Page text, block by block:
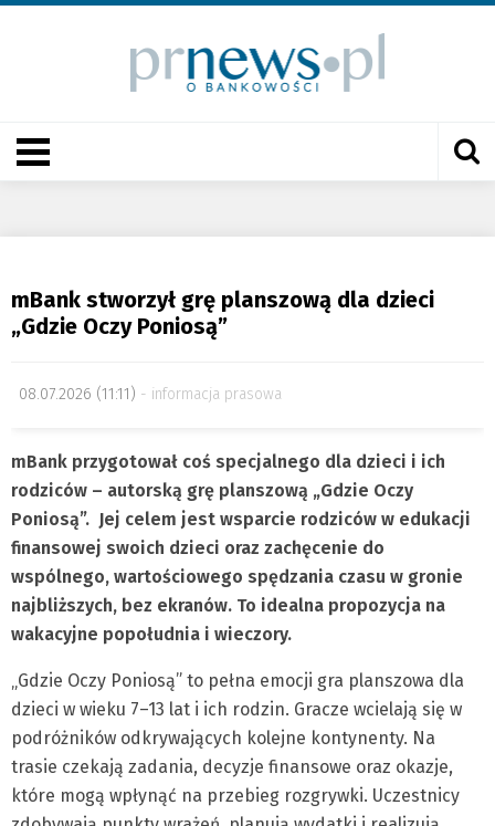
mBank stworzył grę planszową dla dzieci
„Gdzie Oczy Poniosą”
08.07.2026 (11:11) informacja prasowa
mBank przygotował coś specjalnego dla dzieci i ich
rodziców – autorską grę planszową „Gdzie Oczy
Poniosą”. Jej celem jest wsparcie rodziców w edukacji
finansowej swoich dzieci oraz zachęcenie do
wspólnego, wartościowego spędzania czasu w gronie
najbliższych, bez ekranów. To idealna propozycja na
wakacyjne popołudnia i wieczory.
„Gdzie Oczy Poniosą” to pełna emocji gra planszowa dla
dzieci w wieku 7–13 lat i ich rodzin. Gracze wcielają się w
podróżników odkrywających kolejne kontynenty. Na
trasie czekają zadania, decyzje finansowe oraz okazje,
które mogą wpłynąć na przebieg rozgrywki. Uczestnicy